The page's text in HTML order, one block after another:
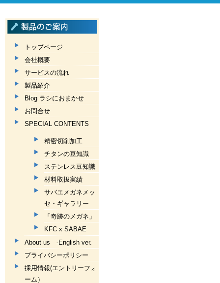
トップページ
会社概要
サービスの流れ
製品紹介
Blog ラシにおまかせ
お問合せ
SPECIAL CONTENTS
精密切削加工
チタンの豆知識
ステンレス豆知識
材料取扱実績
サバエメガネメッ
セ・ギャラリー
「奇跡のメガネ」
KFC x SABAE
About us -English ver.
プライバシーポリシー
採用情報(エントリーフォ
ーム）